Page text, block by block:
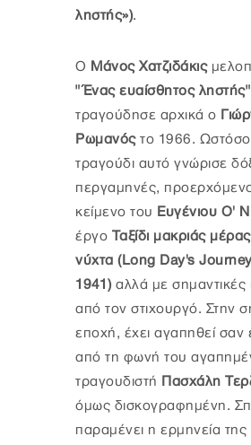
ληστής»).
Ο Μάνος Χατζιδάκις
"Ένας ευαίσθητος ληστής"
τραγούδησε αρχικά ο
Ρωμανόςτο 1966. Ωστόσο
τραγούδι αυτό γνώρισε
περγαμηνές,
κείμενο του Ευγένιου Ο'
έργο Ταξίδι μακριάς
νύχτα (Long Day's
1941)αλλά με
από τον στιχουργό. Στην
εποχή, έχει αγαπηθεί σαν
από τη φωνή του
τραγουδιστή Πασχάλη
όμως δισκογραφημένη.
παραμένει η ερμηνεία της